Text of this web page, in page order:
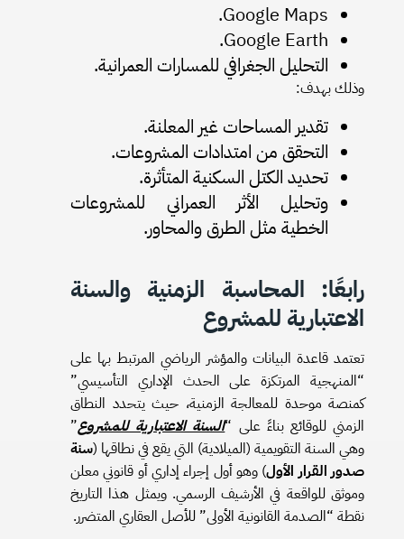
Google Maps.
Google Earth.
التحليل الجغرافي للمسارات العمرانية.
وذلك بهدف:
تقدير المساحات غير المعلنة.
التحقق من امتدادات المشروعات.
تحديد الكتل السكنية المتأثرة.
وتحليل الأثر العمراني للمشروعات
الخطية مثل الطرق والمحاور.
رابعًا: المحاسبة الزمنية والسنة
الاعتبارية للمشروع
تعتمد قاعدة البيانات والمؤشر الرياضي المرتبط بها على
“المنهجية المرتكزة على الحدث الإداري التأسيسي”
كمنصة موحدة للمعالجة الزمنية، حيث يتحدد النطاق
الزمني للوقائع بناءً على “السنة الاعتبارية للمشروع”
وهي السنة التقويمية (الميلادية) التي يقع في نطاقها (سنة
صدور القرار الأول) وهو أول إجراء إداري أو قانوني معلن
وموثق للواقعة في الأرشيف الرسمي. ويمثل هذا التاريخ
نقطة “الصدمة القانونية الأولى” للأصل العقاري المتضرر.